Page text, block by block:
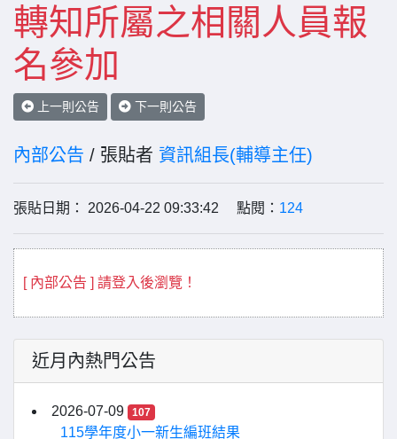
轉知所屬之相關人員報
名參加
上一則公告 下一則公告
內部公告 / 張貼者 資訊組長(輔導主任)
張貼日期： 2026-04-22 09:33:42 點閱： 124
[ 內部公告 ] 請登入後瀏覽！
近月內熱門公告
2026-07-09 107
115學年度小一新生編班結果